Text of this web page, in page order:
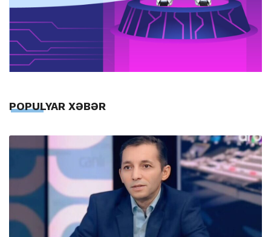
POPULYAR XƏBƏR